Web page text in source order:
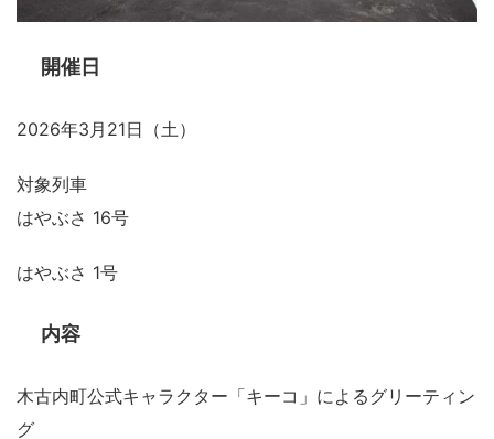
開催日
2026年3月21日（土）
対象列車
はやぶさ 16号
はやぶさ 1号
内容
木古内町公式キャラクター「キーコ」によるグリーティン
グ